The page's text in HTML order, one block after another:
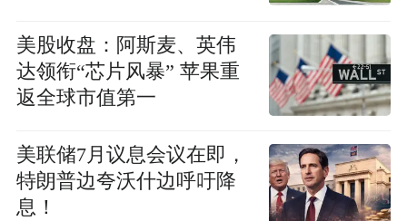
美股收盘：阿斯麦、英伟
达领衔“芯片风暴” 苹果重
返全球市值第一
美联储7月议息会议在即，
特朗普边夸沃什边呼吁降
息！